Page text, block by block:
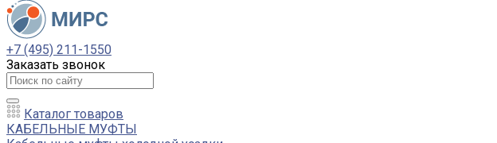
+7 (495) 211-1550
Заказать звонок
Каталог товаров
КАБЕЛЬНЫЕ МУФТЫ